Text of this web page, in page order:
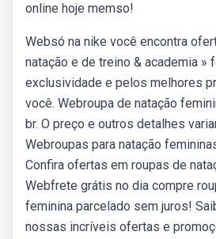
online hoje memso!
Websó na nike você encontra
natação e de treino & academia »
exclusividade e pelos melhores
você. Webroupa de natação
br. O preço e outros detalhes
Webroupas para natação
Confira ofertas em roupas de
Webfrete grátis no dia compre
feminina parcelado sem juros!
nossas incríveis ofertas e